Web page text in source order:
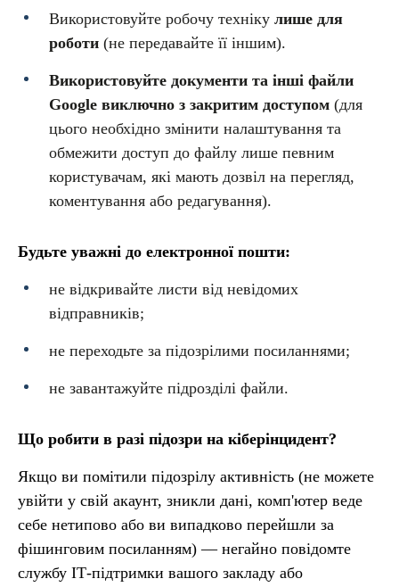
Використовуйте робочу техніку лише для
роботи (не передавайте її іншим).
Використовуйте документи та інші файли
Google виключно з закритим доступом (для
цього необхідно змінити налаштування та
обмежити доступ до файлу лише певним
користувачам, які мають дозвіл на перегляд,
коментування або редагування).
Будьте уважні до електронної пошти:
не відкривайте листи від невідомих
відправників;
не переходьте за підозрілими посиланнями;
не завантажуйте підрозділі файли.
Що робити в разі підозри на кіберінцидент?
Якщо ви помітили підозрілу активність (не можете
увійти у свій акаунт, зникли дані, комп'ютер веде
себе нетипово або ви випадково перейшли за
фішинговим посиланням) — негайно повідомте
службу ІТ-підтримки вашого закладу або